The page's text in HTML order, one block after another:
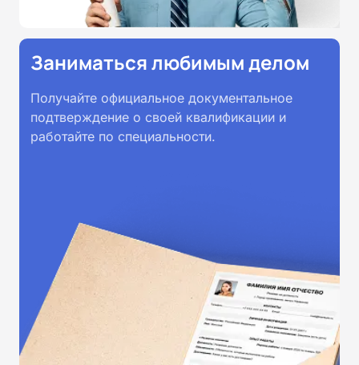
Заниматься любимым делом
Получайте официальное документальное
подтверждение о своей квалификации и
работайте по специальности.